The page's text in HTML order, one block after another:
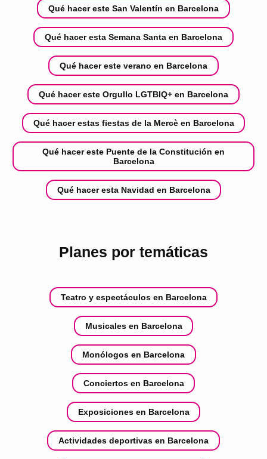
Qué hacer este San Valentín en Barcelona
Qué hacer esta Semana Santa en Barcelona
Qué hacer este verano en Barcelona
Qué hacer este Orgullo LGTBIQ+ en Barcelona
Qué hacer estas fiestas de la Mercè en Barcelona
Qué hacer este Puente de la Constitución en
Barcelona
Qué hacer esta Navidad en Barcelona
Planes por temáticas
Teatro y espectáculos en Barcelona
Musicales en Barcelona
Monólogos en Barcelona
Conciertos en Barcelona
Exposiciones en Barcelona
Actividades deportivas en Barcelona